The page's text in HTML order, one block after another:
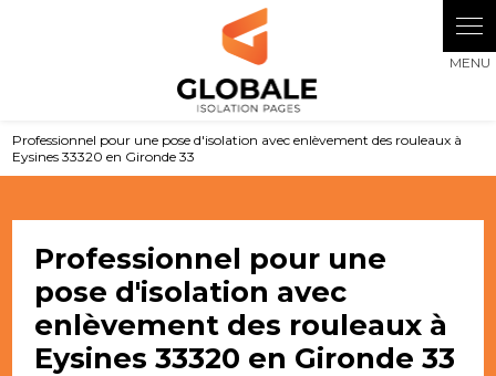
Professionnel pour une pose d'isolation avec enlèvement des rouleaux à
Eysines 33320 en Gironde 33
Professionnel pour une
pose d'isolation avec
enlèvement des rouleaux à
Eysines 33320 en Gironde 33
Panneau de gestion des cookies